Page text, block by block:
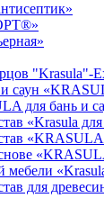
"Krasula"-
саун
для бань и
«Krasula
мебели
для